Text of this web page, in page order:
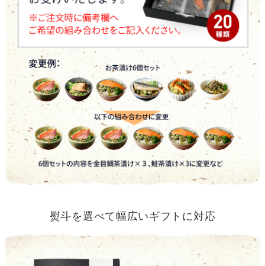
熨斗を選べて幅広いギフトに対応